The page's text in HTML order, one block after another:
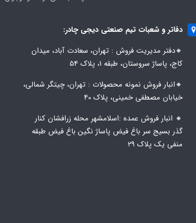
دفاتر و شعبات تیم صنعتی دیجی چادر:
🔸️​​دفتر مدیریت فروش : تهران، سعادت آباد، میدان
کاج، پاساژ سروستان، طبقه 1، پلاک 54
🔸️​​انبار فروش نمونه محصولات : تهران، چیتگر شمالی،
خیابان مصطفی خمینی، پلاک 40
🔸️ انبار فروش عمده :اسلامشهر محله زرافشان کنار
گذر بسیج سر باغ فیض پاساژ نگین باغ فیض طبقه
منفی یک پلاک ۲۹